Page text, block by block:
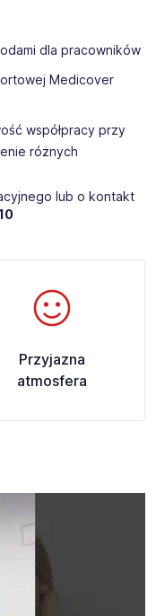
dla pracowników
Medicover
współpracy przy
różnych
lub o kontakt
Przyjazna
atmosfera